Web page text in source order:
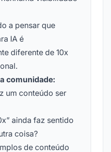
a pensar que
IA é
diferente de 10x
comunidade:
um conteúdo ser
ainda faz sentido
coisa?
de conteúdo